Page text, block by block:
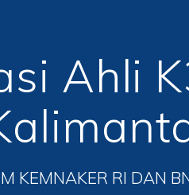
Ahli
KEMNAKER RI DAN